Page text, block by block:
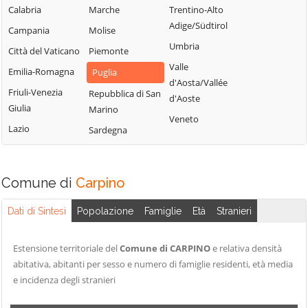
della Daunia
Celenza
Valfortore
Celle di San Vito
Cerignola
Chieuti
Peschici
Pietramontecorvino
Poggio Imperiale
Rignano
Garganico
Rocchetta
Troia
Vico del Gargano
Vieste
Volturara Appula
Volturino
Calabria
Campania
Città del Vaticano
Emilia-Romagna
Friuli-Venezia
Giulia
Lazio
Marche
Molise
Piemonte
Puglia
Repubblica di San
Marino
Sardegna
Trentino-Alto
Adige/Südtirol
Umbria
Valle
d'Aosta/Vallée
d'Aoste
Veneto
Comune di Carpino
Dati di Sintesi Popolazione Famiglie Età Stranieri
Estensione territoriale delComune di CARPINOe relativa densità
abitativa, abitanti per sesso e numero di famiglie residenti, età media
e incidenza degli stranieri